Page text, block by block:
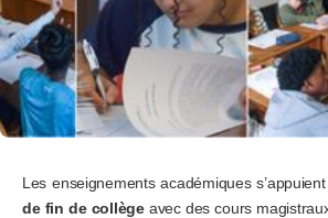
Les enseignements académiques
de fin de collègeavec des cours